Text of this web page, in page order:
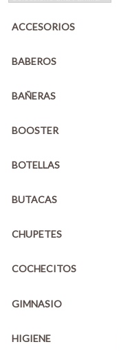
ACCESORIOS
BABEROS
BAÑERAS
BOOSTER
BOTELLAS
BUTACAS
CHUPETES
COCHECITOS
GIMNASIO
HIGIENE